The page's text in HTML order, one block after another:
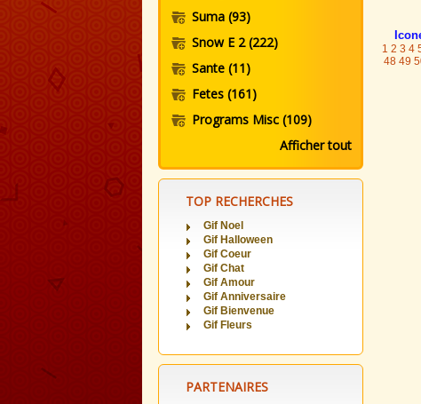
Suma (93)
Snow E 2(222)
Sante (11)
Fetes (161)
Programs Misc (109)
Afficher tout
TOP RECHERCHES
Gif Noel
Gif Halloween
Gif Coeur
Gif Chat
Gif Amour
Gif Anniversaire
Gif Bienvenue
Gif Fleurs
PARTENAIRES
1 2 3 4
48 49